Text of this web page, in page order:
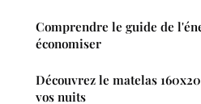
Comprendre le guide de
économiser
Découvrez le matelas
vos nuits